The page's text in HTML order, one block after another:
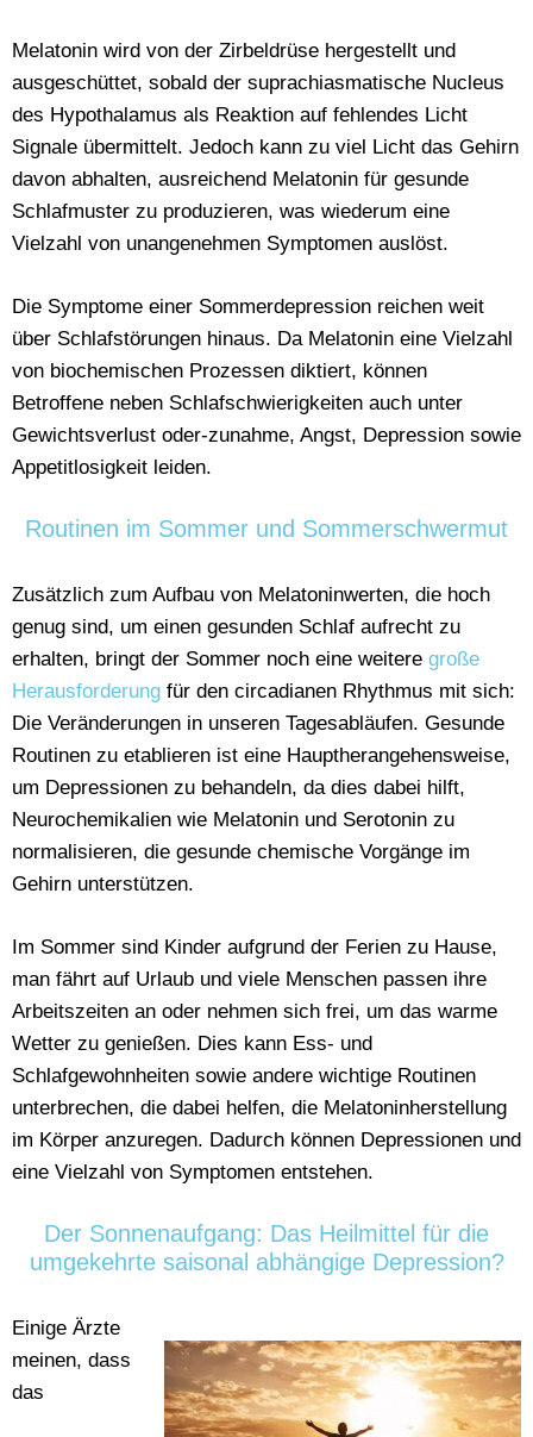
Melatonin wird von der Zirbeldrüse hergestellt und
ausgeschüttet, sobald der suprachiasmatische Nucleus
des Hypothalamus als Reaktion auf fehlendes Licht
Signale übermittelt. Jedoch kann zu viel Licht das Gehirn
davon abhalten, ausreichend Melatonin für gesunde
Schlafmuster zu produzieren, was wiederum eine
Vielzahl von unangenehmen Symptomen auslöst.
Die Symptome einer Sommerdepression reichen weit
über Schlafstörungen hinaus. Da Melatonin eine Vielzahl
von biochemischen Prozessen diktiert, können
Betroffene neben Schlafschwierigkeiten auch unter
Gewichtsverlust oder-zunahme, Angst, Depression sowie
Appetitlosigkeit leiden.
Routinen im Sommer und Sommerschwermut
Zusätzlich zum Aufbau von Melatoninwerten, die hoch
genug sind, um einen gesunden Schlaf aufrecht zu
erhalten, bringt der Sommer noch eine weitere große
Herausforderung für den circadianen Rhythmus mit sich:
Die Veränderungen in unseren Tagesabläufen. Gesunde
Routinen zu etablieren ist eine Hauptherangehensweise,
um Depressionen zu behandeln, da dies dabei hilft,
Neurochemikalien wie Melatonin und Serotonin zu
normalisieren, die gesunde chemische Vorgänge im
Gehirn unterstützen.
Im Sommer sind Kinder aufgrund der Ferien zu Hause,
man fährt auf Urlaub und viele Menschen passen ihre
Arbeitszeiten an oder nehmen sich frei, um das warme
Wetter zu genießen. Dies kann Ess- und
Schlafgewohnheiten sowie andere wichtige Routinen
unterbrechen, die dabei helfen, die Melatoninherstellung
im Körper anzuregen. Dadurch können Depressionen und
eine Vielzahl von Symptomen entstehen.
Der Sonnenaufgang: Das Heilmittel für die
umgekehrte saisonal abhängige Depression?
Einige Ärzte
meinen, dass
das